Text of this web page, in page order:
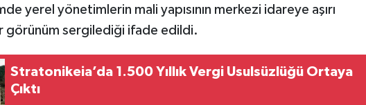
yerel yönetimlerin mali yapısının merkezi idareye aşırı
görünüm sergilediği ifade edildi.
Stratonikeia’da 1.500 Yıllık Vergi Usulsüzlüğü Ortaya
Çıktı